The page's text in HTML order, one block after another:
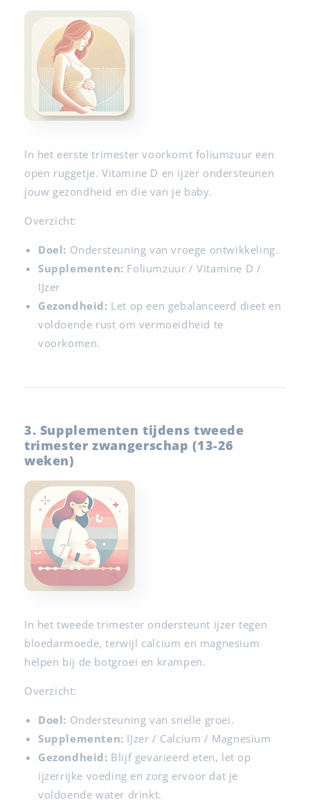
In het eerste trimester voorkomt foliumzuur een
open ruggetje. Vitamine D en ijzer ondersteunen
jouw gezondheid en die van je baby.
Overzicht:
Doel: Ondersteuning van vroege ontwikkeling.
Supplementen: Foliumzuur / Vitamine D /
IJzer
Gezondheid: Let op een gebalanceerd dieet en
voldoende rust om vermoeidheid te
voorkomen.
3. Supplementen tijdens tweede
trimester zwangerschap (13-26
weken)
In het tweede trimester ondersteunt ijzer tegen
bloedarmoede, terwijl calcium en magnesium
helpen bij de botgroei en krampen.
Overzicht:
Doel: Ondersteuning van snelle groei.
Supplementen: IJzer / Calcium / Magnesium
Gezondheid: Blijf gevarieerd eten, let op
ijzerrijke voeding en zorg ervoor dat je
voldoende water drinkt.